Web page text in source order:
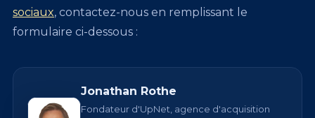
sociaux, contactez-nous en remplissant le
formulaire ci-dessous :
Jonathan Rothe
Fondateur d'UpNet, agence d'acquisition